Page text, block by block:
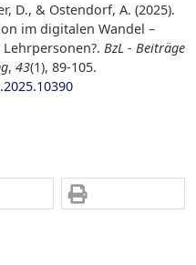
D., & Ostendorf, A. (2025).
im digitalen Wandel –
BzL - Beiträge
, 43(1), 89-105.